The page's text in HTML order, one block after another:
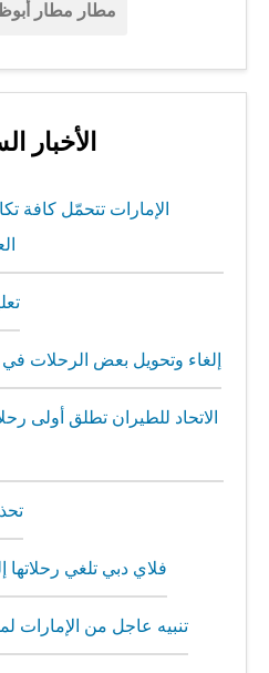
مطار مطار
الأخبار
الإمارات تتحمّل كافة
إلغاء وتحويل بعض الرحلات
الاتحاد للطيران تطلق أولى
فلاي دبي تلغي رحلاتها إلى
تنبيه عاجل من الإمارات